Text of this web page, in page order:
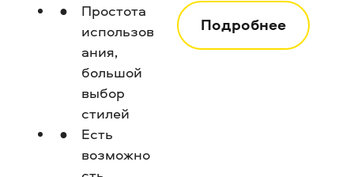
Простота
использов
ания,
большой
выбор
стилей
Есть
возможно
Подробнее